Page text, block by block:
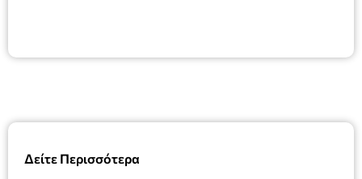
Δείτε Περισσότερα